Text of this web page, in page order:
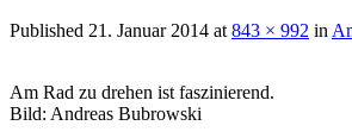
Published 21. Januar 2014 at 843 × 992 in
Am Rad zu drehen ist faszinierend.
Bild: Andreas Bubrowski